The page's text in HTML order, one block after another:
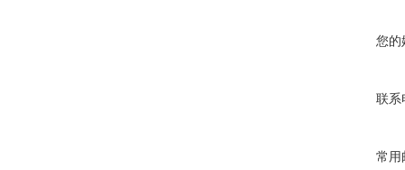
您的
联系
常用